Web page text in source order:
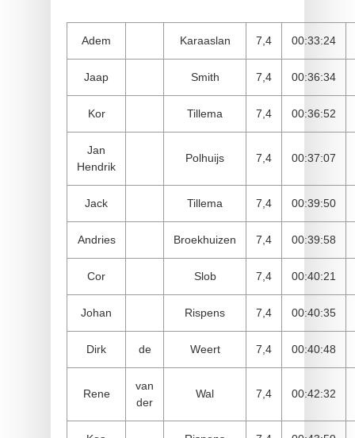
Adem Karaaslan 7,4 00:33:24
Jaap Smith 7,4 00:36:34
Kor Tillema 7,4 00:36:52
Jan
Hendrik
Polhuijs 7,4 00:37:07
Jack Tillema 7,4 00:39:50
Andries Broekhuizen 7,4 00:39:58
Cor Slob 7,4 00:40:21
Johan Rispens 7,4 00:40:35
Dirk de Weert 7,4 00:40:48
Rene
van
der
Wal 7,4 00:42:32